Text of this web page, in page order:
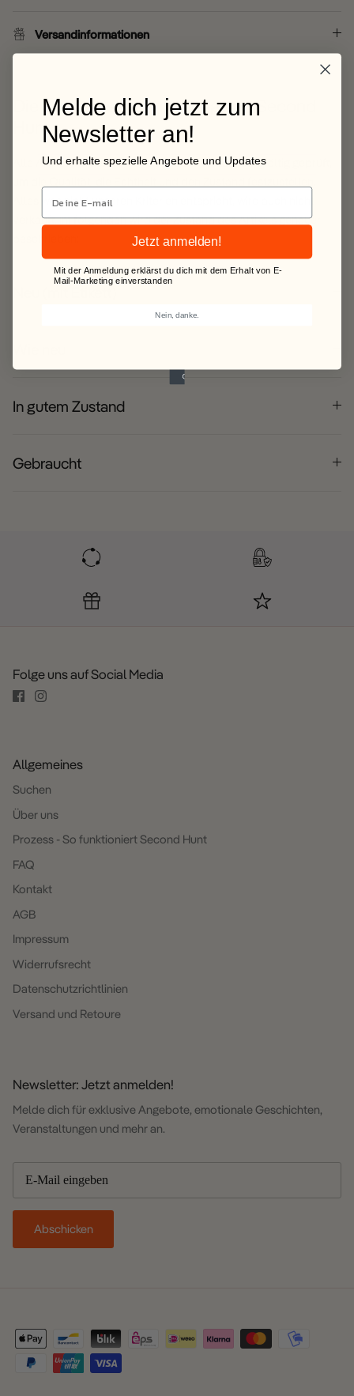
Versandinformationen
Die Zustandsbeschreibung von Second
Hunt
Alle Artikel werden von uns vor dem Verkauf sorgfältig geprüft,
Alles was nicht unseren Kriterien entspricht, wird auch nicht
verkauft. Im folgenden wird der Zustand des Artikels genauer
Neu (mit Etikett)
In gutem Zustand
Gebraucht
Folge uns auf Social Media
Allgemeines
Suchen
Über uns
Prozess - So funktioniert Second Hunt
FAQ
Kontakt
AGB
Impressum
Widerrufsrecht
Datenschutzrichtlinien
Versand und Retoure
Newsletter: Jetzt anmelden!
Melde dich für exklusive Angebote, emotionale Geschichten,
Veranstaltungen und mehr an.
Abschicken
Melde dich jetzt zum
Newsletter an!
Und erhalte spezielle Angebote und Updates
Jetzt anmelden!
Mit der Anmeldung erklärst du dich mit dem Erhalt von E-
Mail-Marketing einverstanden
Nein, danke.